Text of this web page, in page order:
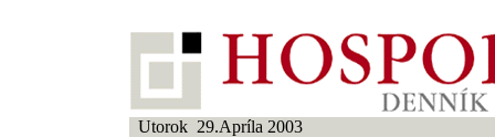
Utorok 29.Apríla 2003